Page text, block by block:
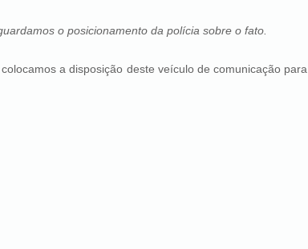
o posicionamento da polícia sobre o fato.
a disposição deste veículo de comunicação para